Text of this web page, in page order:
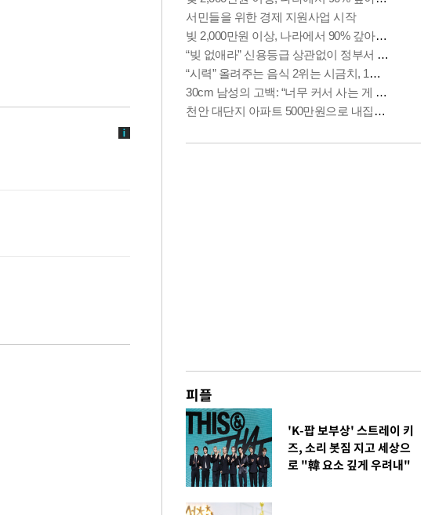
피플
'K-팝 보부상' 스트레이 키
즈, 소리 봇짐 지고 세상으
로 "韓 요소 깊게 우려내"